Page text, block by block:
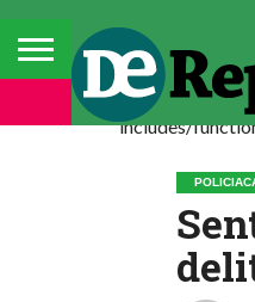
Deprecated:
includes/